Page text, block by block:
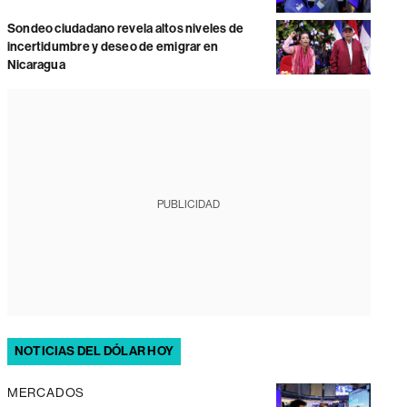
Sondeo ciudadano revela altos niveles de
incertidumbre y deseo de emigrar en
Nicaragua
PUBLICIDAD
NOTICIAS DEL DÓLAR HOY
MERCADOS